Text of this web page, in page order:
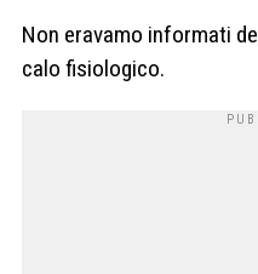
Non eravamo informati
calo fisiologico.